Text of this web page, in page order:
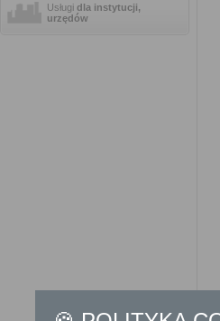
Usługi dla instytucji,
urzędów